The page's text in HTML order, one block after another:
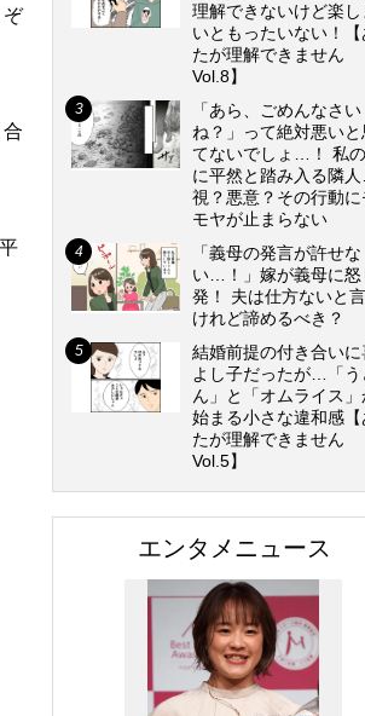
ぞ
理解できないけど楽し
いともったいない！【
たが理解できません
Vol.8】
「あら、ごめんなさい
ね？」って絶対悪いと
てないでしょ…！ 私
に平然と踏み入る隣
視？悪意？その行動に
モヤが止まらない
「義母の発言が許せな
い…！」嫁が義母に怒
発！ 夫は仕方ないと
けれど諦めるべき？
結婚前提の付き合いに
よし子だったが…「う
ん」と「オムライス」
始まる小さな違和感【
たが理解できません
Vol.5】
エンタメニュース